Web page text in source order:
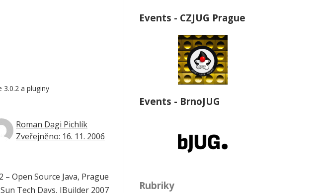
3.0.2 a pluginy
Roman Dagi Pichlík
Zveřejněno: 16. 11. 2006
– Open Source Java, Prague
Sun Tech Days, JBuilder 2007
Events - CZJUG Prague
Events - BrnoJUG
Rubriky